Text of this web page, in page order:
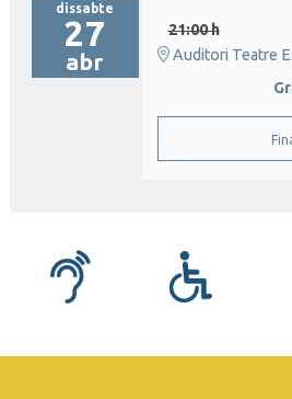
dissabte
27
abr
21:00 h
Auditori Teatre